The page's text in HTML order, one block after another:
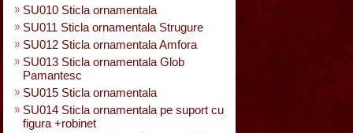
SU010 Sticla ornamentala
SU011 Sticla ornamentala Strugure
SU012 Sticla ornamentala Amfora
SU013 Sticla ornamentala Glob
Pamantesc
SU015 Sticla ornamentala
SU014 Sticla ornamentala pe suport cu
figura +robinet